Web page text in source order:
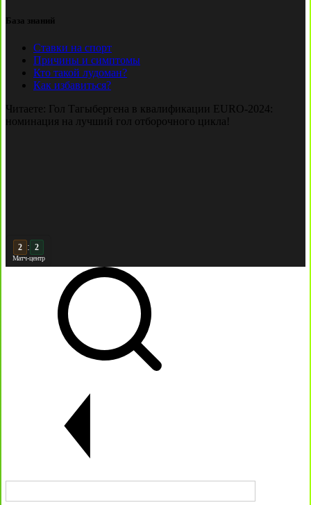
База знаний
Ставки на спорт
Причины и симптомы
Кто такой лудоман?
Как избавиться?
Читаете: Гол Тагыбергена в квалификации EURO-2024:
номинация на лучший гол отборочного цикла!
3 :
Матч-центр